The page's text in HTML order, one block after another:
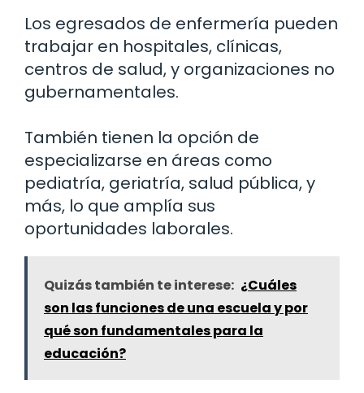
Los egresados de enfermería pueden
trabajar en hospitales, clínicas,
centros de salud, y organizaciones no
gubernamentales.
También tienen la opción de
especializarse en áreas como
pediatría, geriatría, salud pública, y
más, lo que amplía sus
oportunidades laborales.
Quizás también te interese: ¿Cuáles
son las funciones de una escuela y por
qué son fundamentales para la
educación?